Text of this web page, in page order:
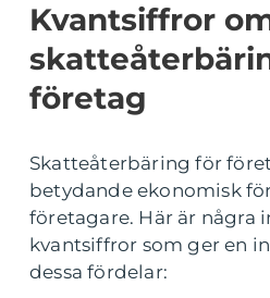
Kvantsiffror
företag
Skatteåterbäring för
betydande ekonomisk
företagare. Här är några
kvantsiffror som ger en
dessa fördelar: